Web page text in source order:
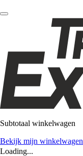
Subtotaal winkelwagen
Bekijk mijn winkelwagen
Loading...